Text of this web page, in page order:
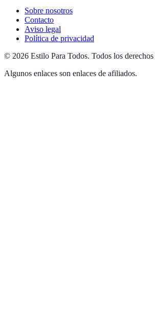
Sobre nosotros
Contacto
Aviso legal
Política de privacidad
© 2026 Estilo Para Todos. Todos los derechos
Algunos enlaces son enlaces de afiliados.